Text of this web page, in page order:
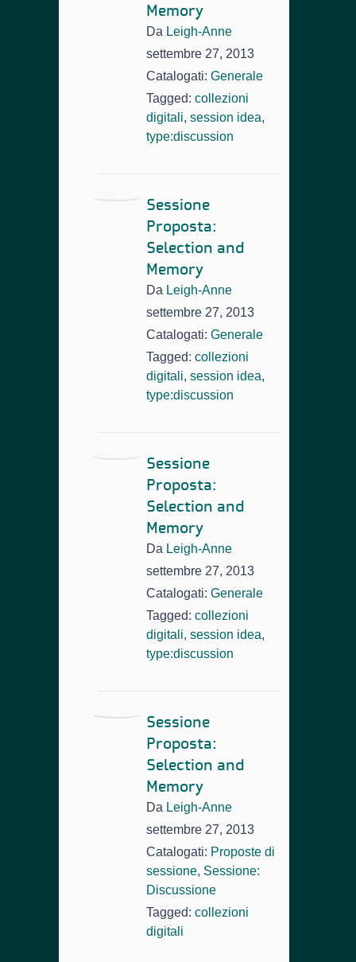
Memory
Da Leigh-Anne
settembre 27, 2013
Catalogati: Generale
Tagged: collezioni
digitali, session idea,
type:discussion
Sessione
Proposta:
Selection and
Memory
Da Leigh-Anne
settembre 27, 2013
Catalogati: Generale
Tagged: collezioni
digitali, session idea,
type:discussion
Sessione
Proposta:
Selection and
Memory
Da Leigh-Anne
settembre 27, 2013
Catalogati: Generale
Tagged: collezioni
digitali, session idea,
type:discussion
Sessione
Proposta:
Selection and
Memory
Da Leigh-Anne
settembre 27, 2013
Catalogati: Proposte di
sessione, Sessione:
Discussione
Tagged: collezioni
digitali